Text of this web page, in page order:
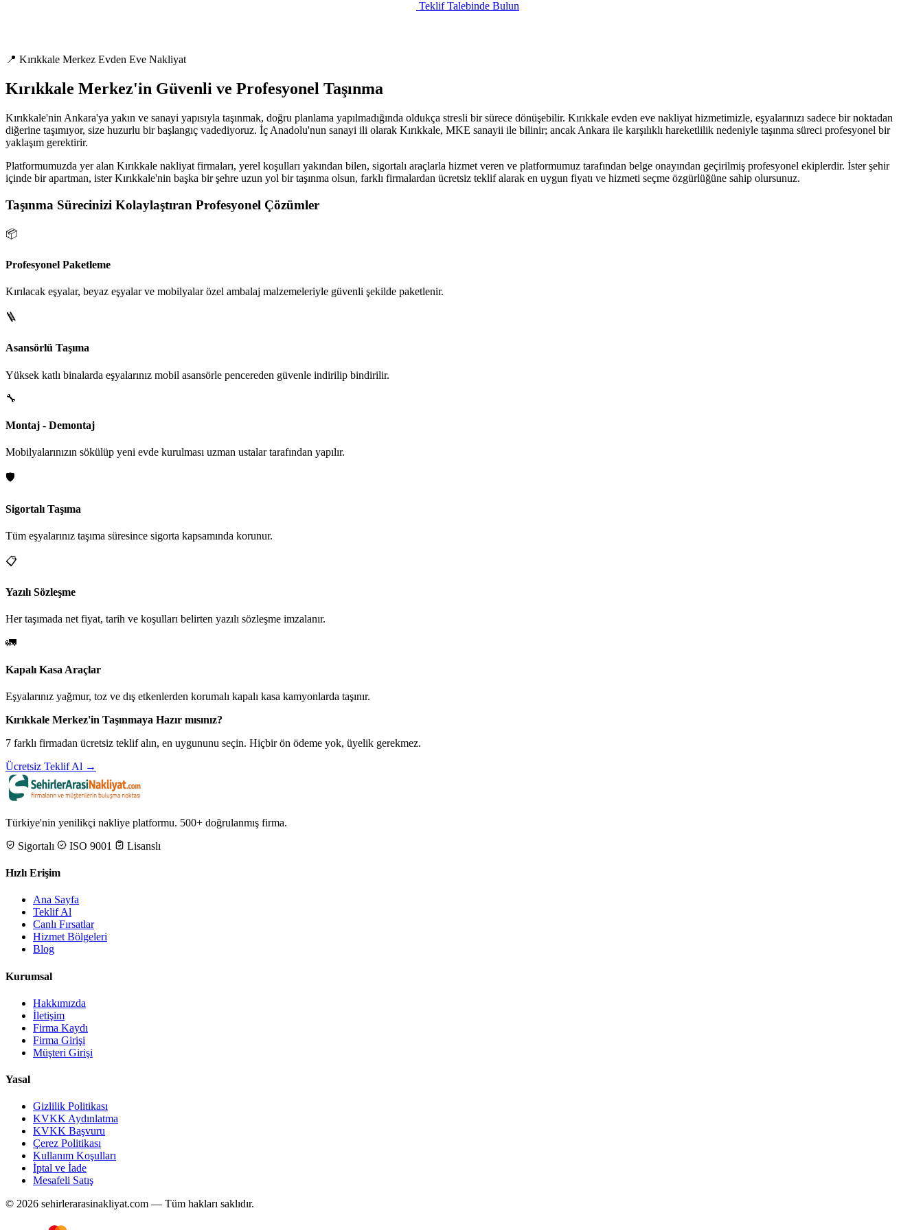
Teklif Talebinde Bulun
📍 Kırıkkale Merkez Evden Eve Nakliyat
Kırıkkale Merkez'in Güvenli ve Profesyonel Taşınma
Kırıkkale'nin Ankara'ya yakın ve sanayi yapısıyla taşınmak, doğru planlama yapılmadığında oldukça stresli bir sürece dönüşebilir. Kırıkkale evden eve nakliyat hizmetimizle, eşyalarınızı sadece bir noktadan
diğerine taşımıyor, size huzurlu bir başlangıç vadediyoruz. İç Anadolu'nun sanayi ili olarak Kırıkkale, MKE sanayii ile bilinir; ancak Ankara ile karşılıklı hareketlilik nedeniyle taşınma süreci profesyonel bir
yaklaşım gerektirir.
Platformumuzda yer alan Kırıkkale nakliyat firmaları, yerel koşulları yakından bilen, sigortalı araçlarla hizmet veren ve platformumuz tarafından belge onayından geçirilmiş profesyonel ekiplerdir. İster şehir
içinde bir apartman, ister Kırıkkale'nin başka bir şehre uzun yol bir taşınma olsun, farklı firmalardan ücretsiz teklif alarak en uygun fiyatı ve hizmeti seçme özgürlüğüne sahip olursunuz.
Taşınma Sürecinizi Kolaylaştıran Profesyonel Çözümler
📦
Profesyonel Paketleme
Kırılacak eşyalar, beyaz eşyalar ve mobilyalar özel ambalaj malzemeleriyle güvenli şekilde paketlenir.
🪜
Asansörlü Taşıma
Yüksek katlı binalarda eşyalarınız mobil asansörle pencereden güvenle indirilip bindirilir.
🔧
Montaj - Demontaj
Mobilyalarınızın sökülüp yeni evde kurulması uzman ustalar tarafından yapılır.
🛡️
Sigortalı Taşıma
Tüm eşyalarınız taşıma süresince sigorta kapsamında korunur.
📋
Yazılı Sözleşme
Her taşımada net fiyat, tarih ve koşulları belirten yazılı sözleşme imzalanır.
🚛
Kapalı Kasa Araçlar
Eşyalarınız yağmur, toz ve dış etkenlerden korumalı kapalı kasa kamyonlarda taşınır.
Kırıkkale Merkez'in Taşınmaya Hazır mısınız?
7 farklı firmadan ücretsiz teklif alın, en uygununu seçin. Hiçbir ön ödeme yok, üyelik gerekmez.
Ücretsiz Teklif Al →
Türkiye'nin yenilikçi nakliye platformu. 500+ doğrulanmış firma.
Sigortalı
ISO 9001 Lisanslı
Hızlı Erişim
Ana Sayfa
Teklif Al
Canlı Fırsatlar
Hizmet Bölgeleri
Blog
Kurumsal
Hakkımızda
İletişim
Firma Kaydı
Firma Girişi
Müşteri Girişi
Yasal
Gizlilik Politikası
KVKK Aydınlatma
KVKK Başvuru
Çerez Politikası
Kullanım Koşulları
İptal ve İade
Mesafeli Satış
© 2026 sehirlerarasinakliyat.com — Tüm hakları saklıdır.